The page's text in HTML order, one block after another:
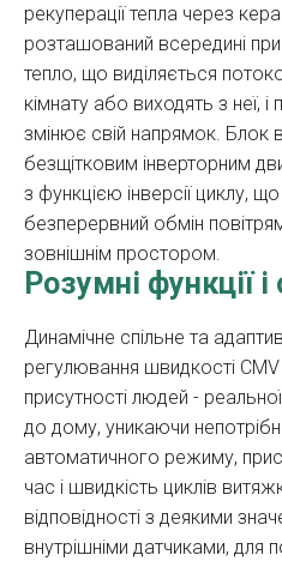
рекуперації тепла через
розташований всередині
тепло, що виділяється
кімнату або виходять з неї,
змінює свій напрямок. Блок
безщітковим інверторним
з функцією інверсії циклу,
безперервний обмін
зовнішнім простором.
Розумні функції
Динамічне спільне та
регулювання швидкості
присутності людей -
до дому, уникаючи
автоматичного режиму,
час і швидкість циклів
відповідності з деякими
внутрішніми датчиками, для